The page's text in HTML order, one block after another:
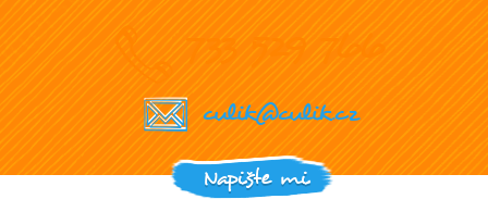
733 529 766
culik@culik.cz
Napište mi